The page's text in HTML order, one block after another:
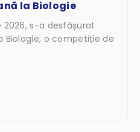
la Biologie
s-a desfășurat
Biologie, o competiție de